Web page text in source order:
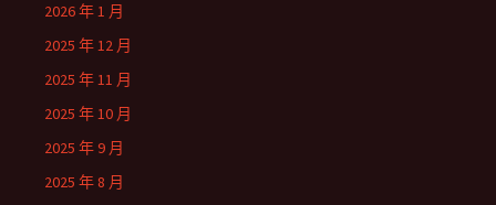
2026 年 1 月
2025 年 12 月
2025 年 11 月
2025 年 10 月
2025 年 9 月
2025 年 8 月